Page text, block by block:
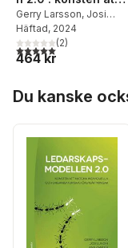
matcha individuella
och
organisatoriska
förutsättningar
Gerry Larsson, Josi
Lundin, Ann Zander
Häftad, 2024
5,0utav 5 stjärnor.
(2)
464 kr
Du kanske